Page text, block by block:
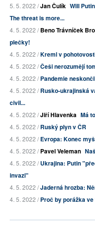
5. 5. 2022 /Jan Čulík Will
The threat is more...
4. 5. 2022 /Beno Trávníček
plečky!
4. 5. 2022 /Kreml v
4. 5. 2022 /Češi nerozumějí
4. 5. 2022 /Pandemie
4. 5. 2022 /Rusko-ukrajinská
civil...
4. 5. 2022 /Jiří Hlavenka Má
4. 5. 2022 /Ruský plyn v ČR
4. 5. 2022 /Evropa: Konec
4. 5. 2022 /Pavel Veleman
4. 5. 2022 /Ukrajina: Putin
invazi"
4. 5. 2022 /Jaderná hrozba:
4. 5. 2022 /Proč by porážka